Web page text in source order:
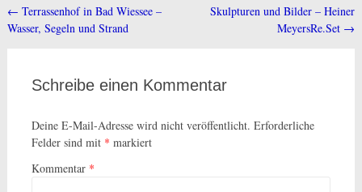
Beitragsnavigation
← Terrassenhof in Bad Wiessee –
Wasser, Segeln und Strand
Skulpturen und Bilder – Heiner
MeyersRe.Set →
Schreibe einen Kommentar
Deine E-Mail-Adresse wird nicht veröffentlicht. Erforderliche
Felder sind mit * markiert
Kommentar *